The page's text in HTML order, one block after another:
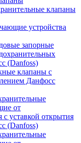
клапаны
устройства
запорные
(Danfoss)
клапаны с
Данфосс
от
с уставкой открытия
(Danfoss)